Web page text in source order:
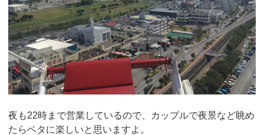
夜も22時まで営業しているので、カップルで夜景など眺め
たらベタに楽しいと思いますよ。